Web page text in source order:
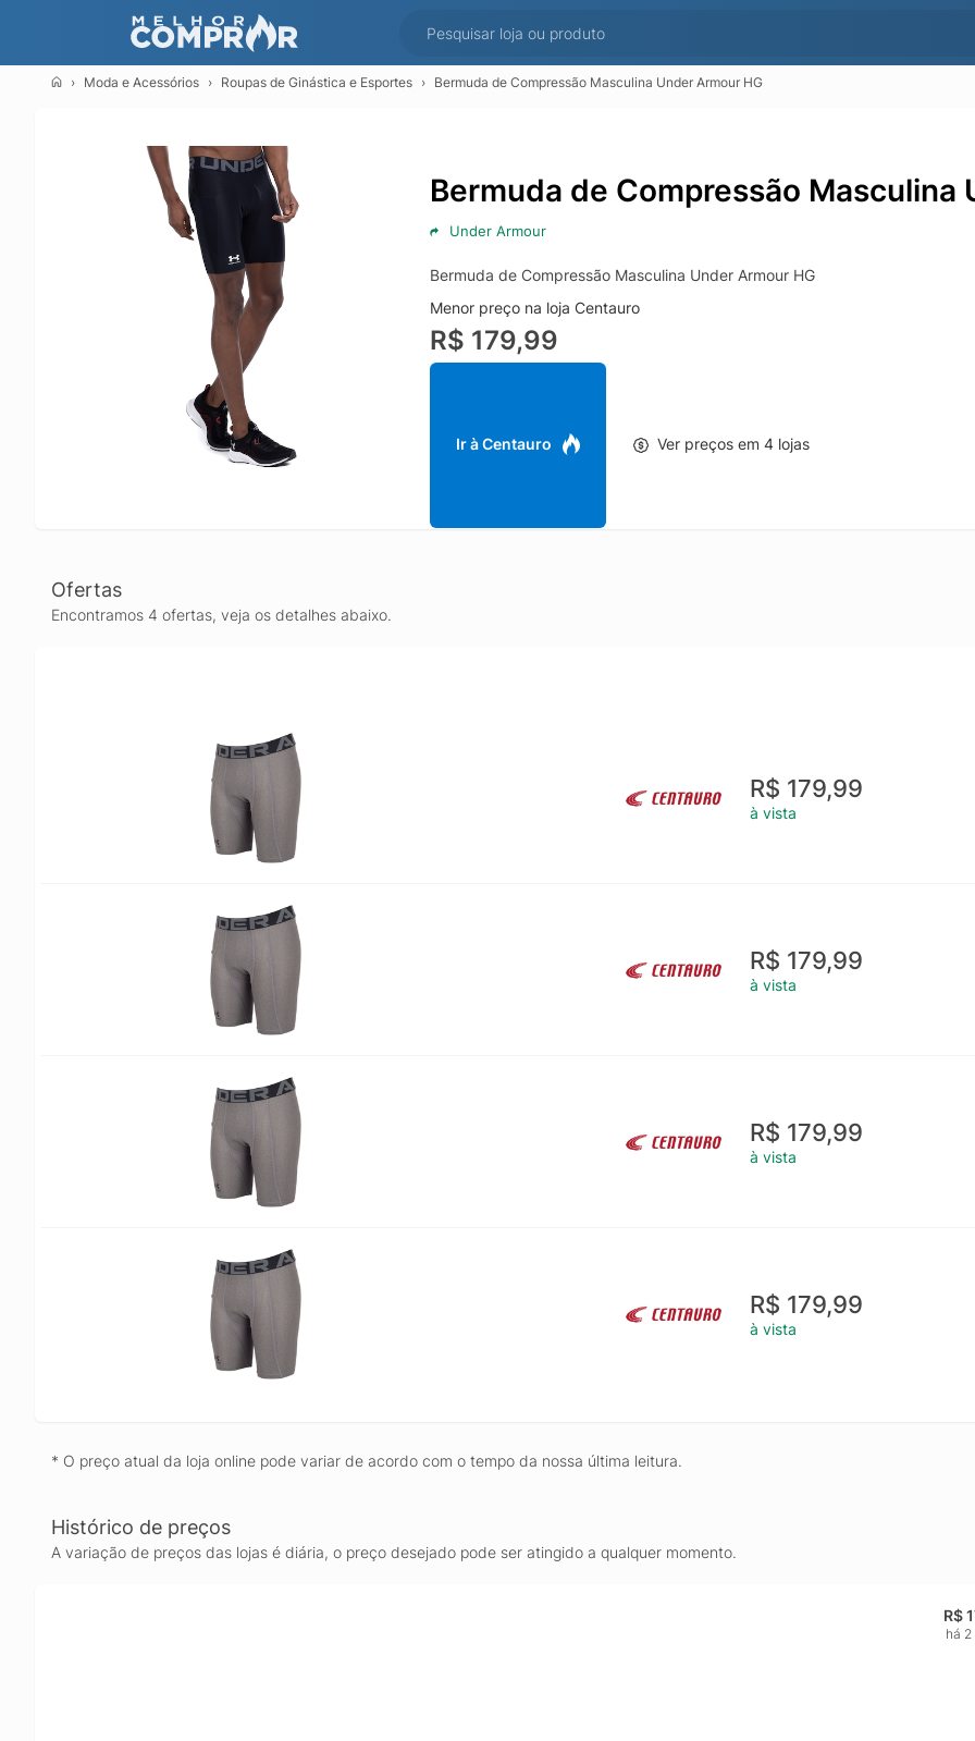
Moda e Acessórios Roupas de Ginástica e Esportes Bermuda de Compressão Masculina Under Armour HG
Bermuda de Compressão Masculina
Under Armour
Bermuda de Compressão Masculina Under Armour HG
Menor preço na loja Centauro
R$ 179,99
Ir à Centauro Ver preços em 4 lojas
Ofertas
Encontramos 4 ofertas, veja os detalhes abaixo.
R$ 179,99
à vista
R$ 179,99
à vista
R$ 179,99
à vista
R$ 179,99
à vista
* O preço atual da loja online pode variar de acordo com o tempo da nossa última leitura.
Histórico de preços
A variação de preços das lojas é diária, o preço desejado pode ser atingido a qualquer momento.
R$
há 2